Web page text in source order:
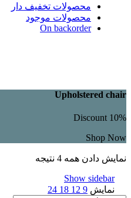
محصولات تخفیف دار
محصولات موجود
On backorder
Upholstered chair
Discount 10%
Shop Now
نمایش دادن همه 4 نتیجه
Show sidebar
نمایش 9
12
18
24